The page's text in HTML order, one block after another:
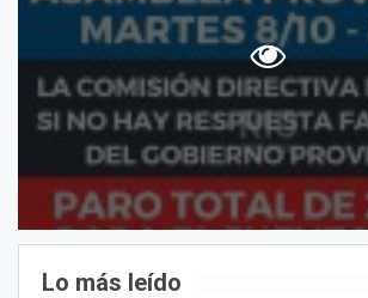
Lo más leído